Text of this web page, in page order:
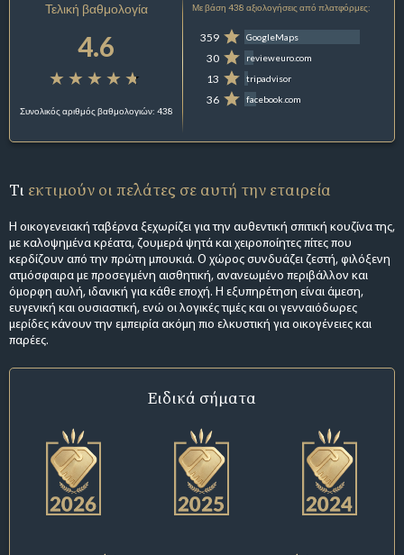
Τελική βαθμολογία
4.6
Συνολικός αριθμός βαθμολογιών: 438
Με βάση 438 αξιολογήσεις από πλατφόρμες:
359 GoogleMaps
30 revieweuro.com
13 tripadvisor
36 facebook.com
Τι εκτιμούν οι πελάτες σε αυτή την εταιρεία
Η οικογενειακή ταβέρνα ξεχωρίζει για την αυθεντική σπιτική κουζίνα της,
με καλοψημένα κρέατα, ζουμερά ψητά και χειροποίητες πίτες που
κερδίζουν από την πρώτη μπουκιά. Ο χώρος συνδυάζει ζεστή, φιλόξενη
ατμόσφαιρα με προσεγμένη αισθητική, ανανεωμένο περιβάλλον και
όμορφη αυλή, ιδανική για κάθε εποχή. Η εξυπηρέτηση είναι άμεση,
ευγενική και ουσιαστική, ενώ οι λογικές τιμές και οι γενναιόδωρες
μερίδες κάνουν την εμπειρία ακόμη πιο ελκυστική για οικογένειες και
παρέες.
Ειδικά σήματα